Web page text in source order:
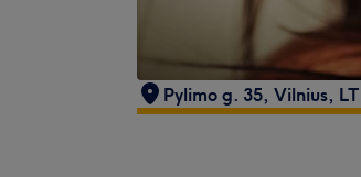
Pylimo g. 35, Vilnius, LT